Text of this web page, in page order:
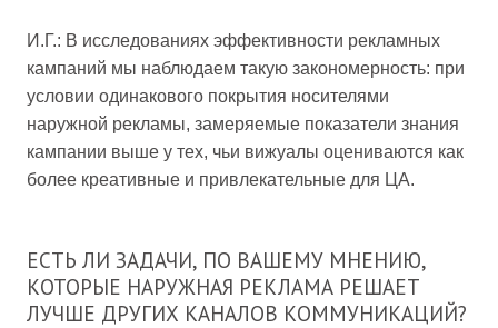
И.Г.: В исследованиях эффективности рекламных
кампаний мы наблюдаем такую закономерность: при
условии одинакового покрытия носителями
наружной рекламы, замеряемые показатели знания
кампании выше у тех, чьи вижуалы оцениваются как
более креативные и привлекательные для ЦА.
ЕСТЬ ЛИ ЗАДАЧИ, ПО ВАШЕМУ МНЕНИЮ,
КОТОРЫЕ НАРУЖНАЯ РЕКЛАМА РЕШАЕТ
ЛУЧШЕ ДРУГИХ КАНАЛОВ КОММУНИКАЦИЙ?